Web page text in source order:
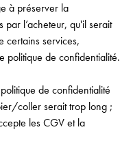
à préserver la
l’acheteur, qu'il serait
certains services,
politique de confidentialité.
de confidentialité
coller serait trop long ;
les CGV et la